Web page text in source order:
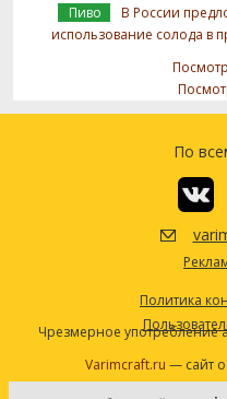
Пиво
В России
использование солода в
По
Политика
Чрезмерное употребление
Varimcraft.ru — сайт